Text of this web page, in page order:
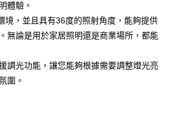
體驗。
境，並且具有36度的照射角度，能夠提供
無論是用於家居照明還是商業場所，都能
調光功能，讓您能夠根據需要調整燈光亮
圍。